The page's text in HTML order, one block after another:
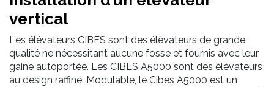
vertical
Les élévateurs CIBES sont des élévateurs de grande
qualité ne nécessitant aucune fosse et fournis avec leur
gaine autoportée. Les CIBES A5000 sont des élévateurs
au design raffiné. Modulable, le Cibes A5000 est un